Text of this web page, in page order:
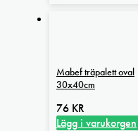
varianter.
De
olika
alternativen
Mabef träpalett oval
30x40cm
76 KR
Lägg i varukorgen